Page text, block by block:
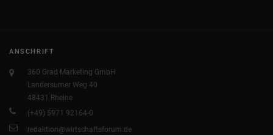
ANSCHRIFT
360 Grad Marketing GmbH
Landersumer Weg 40
48431 Rheine
(+49) 5971 92164-0
redaktion@wirtschaftsforum.de